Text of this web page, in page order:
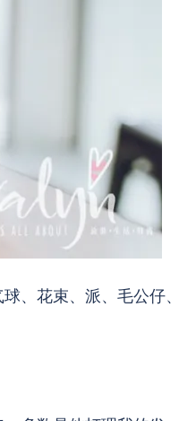
、花束、派、毛公仔